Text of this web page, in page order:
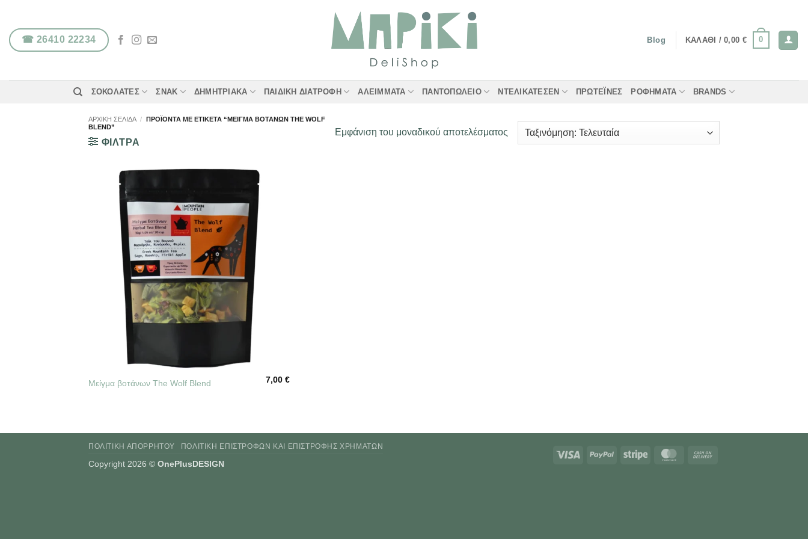
περιεχόμενο
☎ 26410 22234 Blog ΚΑΛΆΘΙ /0,00 € 0
ΣΟΚΟΛΆΤΕΣ ΣΝΑΚ ΔΗΜΗΤΡΙΑΚΆ ΠΑΙΔΙΚΉ ΔΙΑΤΡΟΦΉ ΑΛΕΊΜΜΑΤΑ ΠΑΝΤΟΠΩΛΕΊΟ ΝΤΕΛΙΚΑΤΈΣΕΝ ΠΡΩΤΕΪ́ΝΕΣ ΡΟΦΉΜΑΤΑ BRANDS
ΑΡΧΙΚΉ ΣΕΛΊΔΑ / ΠΡΟΪΌΝΤΑ ΜΕ ΕΤΙΚΈΤΑ “ΜΕΊΓΜΑ ΒΟΤΆΝΩΝ THE WOLF
BLEND”
ΦΙΛΤΡΑ
Εμφάνιση του μοναδικού αποτελέσματος
Μείγμα βοτάνων The Wolf Blend 7,00€
Visa PayPal Stripe MasterCard
ΠΟΛΙΤΙΚΉ ΑΠΟΡΡΉΤΟΥ ΠΟΛΙΤΙΚΉ ΕΠΙΣΤΡΟΦΏΝ ΚΑΙ ΕΠΙΣΤΡΟΦΉΣ ΧΡΗΜΆΤΩΝ
Copyright 2026 © OnePlusDESIGN